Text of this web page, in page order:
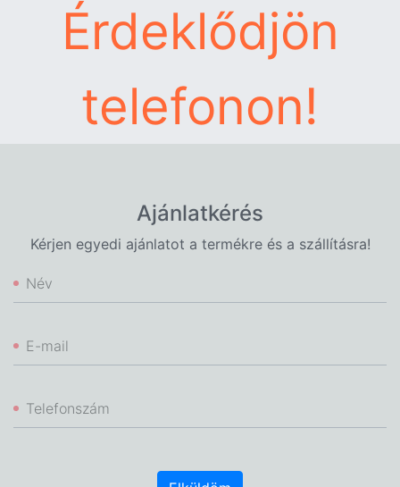
Érdeklődjön
telefonon!
Ajánlatkérés
Kérjen egyedi ajánlatot a termékre és a szállításra!
Név
E-mail
Telefonszám